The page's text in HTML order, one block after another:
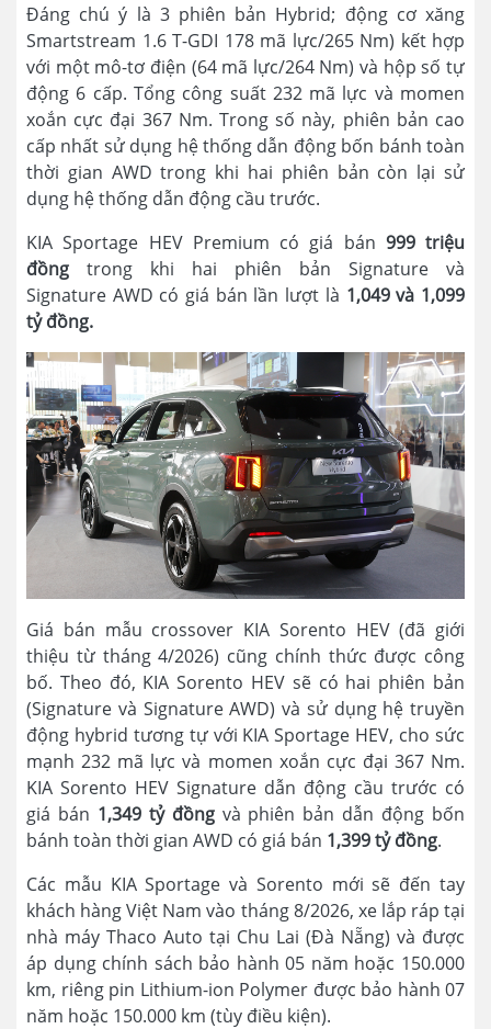
Đáng chú ý là 3 phiên bản Hybrid; động cơ xăng
Smartstream 1.6 T-GDI 178 mã lực/265 Nm) kết hợp
với một mô-tơ điện (64 mã lực/264 Nm) và hộp số tự
động 6 cấp. Tổng công suất 232 mã lực và momen
xoắn cực đại 367 Nm. Trong số này, phiên bản cao
cấp nhất sử dụng hệ thống dẫn động bốn bánh toàn
thời gian AWD trong khi hai phiên bản còn lại sử
dụng hệ thống dẫn động cầu trước.
KIA Sportage HEV Premium có giá bán 999 triệu
đồng trong khi hai phiên bản Signature và
Signature AWD có giá bán lần lượt là 1,049 và 1,099
tỷ đồng.
Giá bán mẫu crossover KIA Sorento HEV (đã giới
thiệu từ tháng 4/2026) cũng chính thức được công
bố. Theo đó, KIA Sorento HEV sẽ có hai phiên bản
(Signature và Signature AWD) và sử dụng hệ truyền
động hybrid tương tự với KIA Sportage HEV, cho sức
mạnh 232 mã lực và momen xoắn cực đại 367 Nm.
KIA Sorento HEV Signature dẫn động cầu trước có
giá bán 1,349 tỷ đồngvà phiên bản dẫn động bốn
bánh toàn thời gian AWD có giá bán 1,399 tỷ đồng.
Các mẫu KIA Sportage và Sorento mới sẽ đến tay
khách hàng Việt Nam vào tháng 8/2026, xe lắp ráp tại
nhà máy Thaco Auto tại Chu Lai (Đà Nẵng) và được
áp dụng chính sách bảo hành 05 năm hoặc 150.000
km, riêng pin Lithium-ion Polymer được bảo hành 07
năm hoặc 150.000 km (tùy điều kiện).